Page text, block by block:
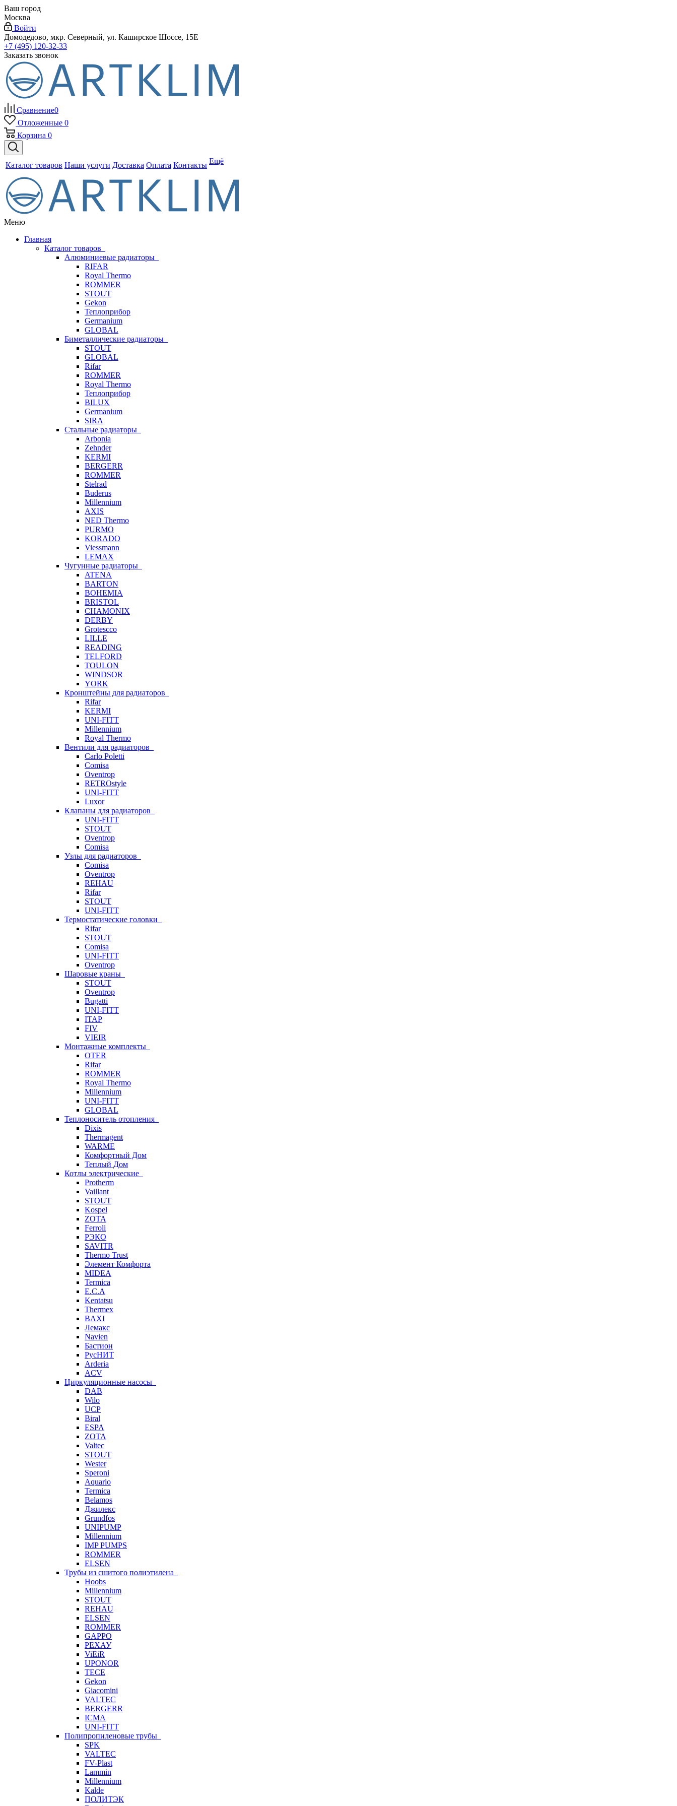
Ваш город
Москва
Войти
Домодедово, мкр. Северный, ул. Каширское Шоссе, 15Е
+7 (495) 120-32-33
Заказать звонок
Сравнение0
Отложенные 0
Корзина 0
Каталог товаров Наши услуги Доставка Оплата Контакты Ещё
Меню
Главная
Каталог товаров
Алюминиевые радиаторы
RIFAR
Royal Thermo
ROMMER
STOUT
Gekon
Теплоприбор
Germanium
GLOBAL
Биметаллические радиаторы
STOUT
GLOBAL
Rifar
ROMMER
Royal Thermo
Теплоприбор
BILUX
Germanium
SIRA
Стальные радиаторы
Arbonia
Zehnder
KERMI
BERGERR
ROMMER
Stelrad
Buderus
Millennium
AXIS
NED Thermo
PURMO
KORADO
Viessmann
LEMAX
Чугунные радиаторы
ATENA
BARTON
BOHEMIA
BRISTOL
CHAMONIX
DERBY
Grotescco
LILLE
READING
TELFORD
TOULON
WINDSOR
YORK
Кронштейны для радиаторов
Rifar
KERMI
UNI-FITT
Millennium
Royal Thermo
Вентили для радиаторов
Carlo Poletti
Comisa
Oventrop
RETROstyle
UNI-FITT
Luxor
Клапаны для радиаторов
UNI-FITT
STOUT
Oventrop
Comisa
Узлы для радиаторов
Comisa
Oventrop
REHAU
Rifar
STOUT
UNI-FITT
Термостатические головки
Rifar
STOUT
Comisa
UNI-FITT
Oventrop
Шаровые краны
STOUT
Oventrop
Bugatti
UNI-FITT
ITAP
FIV
VIEIR
Монтажные комплекты
OTER
Rifar
ROMMER
Royal Thermo
Millennium
UNI-FITT
GLOBAL
Теплоноситель отопления
Dixis
Thermagent
WARME
Комфортный Дом
Теплый Дом
Котлы электрические
Protherm
Vaillant
STOUT
Kospel
ZOTA
Ferroli
РЭКО
SAVITR
Thermo Trust
Элемент Комфорта
MIDEA
Termica
E.C.A
Kentatsu
Thermex
BAXI
Лемакс
Navien
Бастион
РусНИТ
Arderia
ACV
Циркуляционные насосы
DAB
Wilo
UCP
Biral
ESPA
ZOTA
Valtec
STOUT
Wester
Speroni
Aquario
Termica
Belamos
Джилекс
Grundfos
UNIPUMP
Millennium
IMP PUMPS
ROMMER
ELSEN
Трубы из сшитого полиэтилена
Hoobs
Millennium
STOUT
REHAU
ELSEN
ROMMER
GAPPO
РЕХАУ
ViEiR
UPONOR
TECE
Gekon
Giacomini
VALTEC
BERGERR
ICMA
UNI-FITT
Полипропиленовые трубы
SPK
VALTEC
FV-Plast
Lammin
Millennium
Kalde
ПОЛИТЭК